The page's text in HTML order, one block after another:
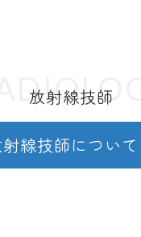
放射線技師
射線技師につい